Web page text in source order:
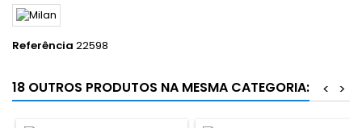
Referência 22598
18 OUTROS PRODUTOS NA MESMA CATEGORIA: >
<